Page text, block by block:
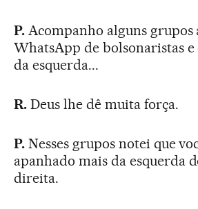
P. Acompanho alguns grupos
WhatsApp de bolsonaristas
da esquerda...
R. Deus lhe dê muita força.
P. Nesses grupos notei que
apanhado mais da esquerda
direita.